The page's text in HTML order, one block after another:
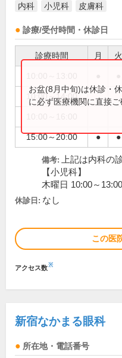
内科 小児科 皮膚科
診療/受付時間・休診日
診療時間 月 火
10:00～14:00
15:00～20:00 ● ●
お盆(8月中旬)は休診・
に必ず医療機関に直接ご
備考:
上記は内科の
【小児科】
木曜日 10:00～
休診日: なし
この医
アクセス数※
新宿なかまる眼科
所在地・電話番号